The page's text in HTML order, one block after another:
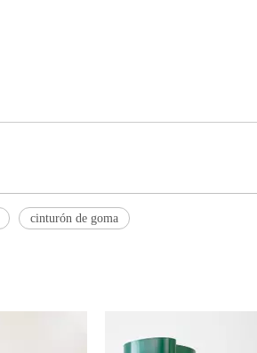
cinturón de goma